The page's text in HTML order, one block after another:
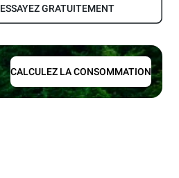
ESSAYEZ GRATUITEMENT
CALCULEZ LA CONSOMMATION